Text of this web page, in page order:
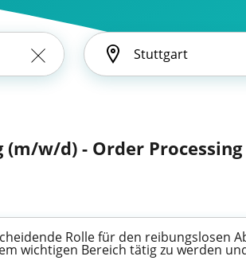
w/d) - Order Processing
Rolle für den reibungslosen
wichtigen Bereich tätig zu werden